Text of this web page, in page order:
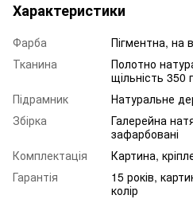
Характеристики
Фарба
Пігментна, на
Тканина
Полотно
щільність 350
Підрамник
Натуральне
Збірка
Галерейна
зафарбовані
Комплектація
Картина,
Гарантія
15 років,
колір